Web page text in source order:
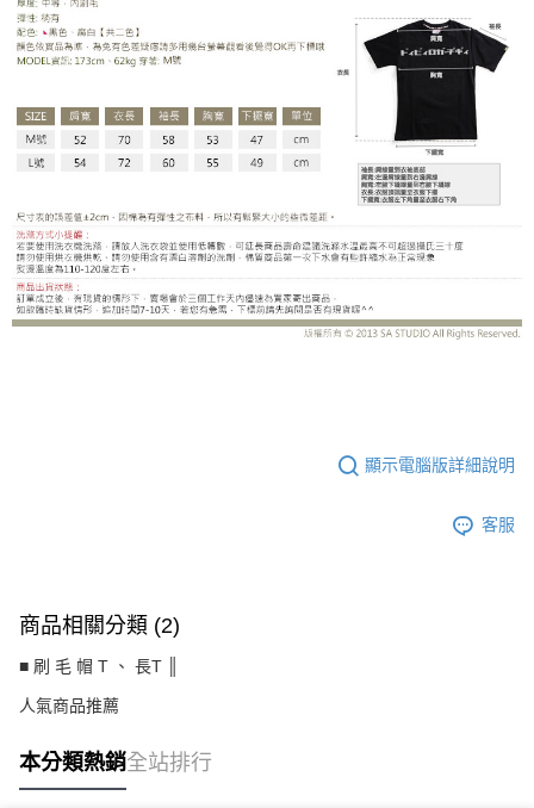
顯示電腦版詳細說明
客服
商品相關分類 (2)
■ 刷 毛 帽 T 、 長T ║
人氣商品推薦
本分類熱銷全站排行